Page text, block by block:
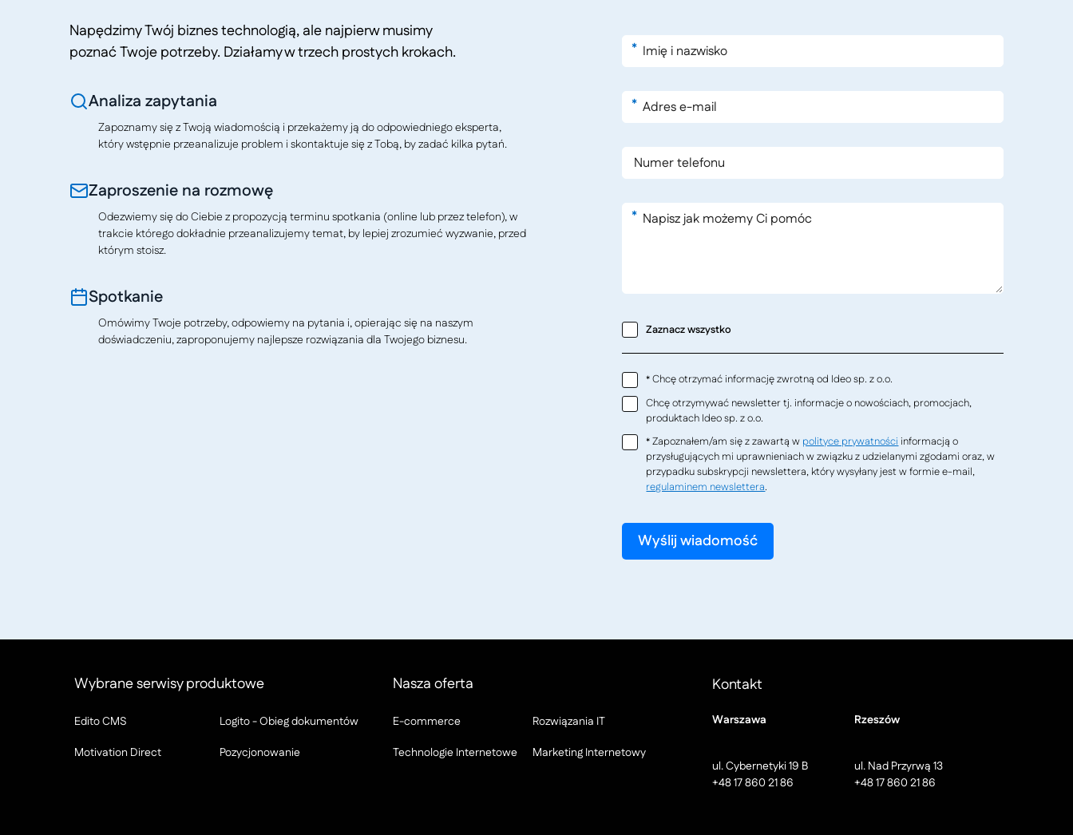
Napędzimy Twój biznes technologią, ale najpierw musimy
poznać Twoje potrzeby. Działamy w trzech prostych krokach.
Analiza zapytania
Zapoznamy się z Twoją wiadomością i przekażemy ją do odpowiedniego eksperta,
który wstępnie przeanalizuje problem i skontaktuje się z Tobą, by zadać kilka pytań.
Zaproszenie na rozmowę
Odezwiemy się do Ciebie z propozycją terminu spotkania (online lub przez telefon), w
trakcie którego dokładnie przeanalizujemy temat, by lepiej zrozumieć wyzwanie, przed
którym stoisz.
Spotkanie
Omówimy Twoje potrzeby, odpowiemy na pytania i, opierając się na naszym
doświadczeniu, zaproponujemy najlepsze rozwiązania dla Twojego biznesu.
*
*
*
Zaznacz wszystko
* Chcę otrzymać informację zwrotną od Ideo sp. z o.o.
Chcę otrzymywać newsletter tj. informacje o nowościach, promocjach,
produktach Ideo sp. z o.o.
* Zapoznałem/am się z zawartą w polityce prywatności informacją o
przysługujących mi uprawnieniach w związku z udzielanymi zgodami oraz, w
przypadku subskrypcji newslettera, który wysyłany jest w formie e-mail,
regulaminem newslettera.
Wybrane serwisy produktowe
Edito CMS
Logito - Obieg dokumentów
Motivation Direct
Pozycjonowanie
Nasza oferta
E-commerce
Rozwiązania IT
Technologie Internetowe
Marketing Internetowy
Kontakt
Warszawa
ul. Cybernetyki 19 B
+48 17 860 21 86
Rzeszów
ul. Nad Przyrwą 13
+48 17 860 21 86